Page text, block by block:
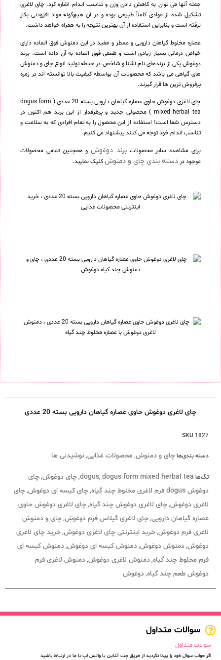
جمله آنها می توان به کاهش دادن وزن و تناسب اندام اشاره کرد. چای لاغری
تشکیل شده از موادی کاملاً طبیعی بوده و در آن هیچ‌گونه مواد افزودنی بکار
نرفته است و بنابراین استفاده از آن بهترین نتیجه را به همراه خواهد داشت.
عصاره مخلوط گیاهان دارویی و معطر و مفید در این دمنوش فوق العاده دارای
خواص درمانی بسیار زیادی است و طعمی فوق العاده به آن داده است. برند
دوغوش یکی از برندهای نام آشنا و شاخص در حیطه تولید انواع چای و دمنوش
های گیاهی می باشد که محصولات آن بواسطه کیفیت بالا توانسته اند در زمره
پرفروش ترین ها قرار گیرند.
چای لاغری دوغوش حاوی عصاره گیاهان دارویی بسته 20 عددی ( dogus form
mixed herbal tea ) محصولی جدید و پرطرفدار از این برند هم اکنون در
دسترس شما است! استفاده از این محصول را به تمام افرادی که به سلامت و
تناسب اندام خود توجه می کنند پیشنهاد می کنیم.
برای مشاهده سایر محصولاتبرند دوغوشو همچنین تمامی محصولات
موجود در دسته بندی چای و دمنوشکلیک نمایید.
چای لاغری دوغوش حاوی عصاره گیاهان دارویی بسته 20 عددی
SKU 1827
دسته بندی‌هاچای و دمنوش,محصولات غذایی, نوشیدنی ها
تگ‌ها dogus, dogus form mixed herbal tea
,چای دوغوش,چای
دوغوش dogus فرم لاغری مخلوط چند گیاه
,چای کیسه ای دوغوش,چای
لاغری دوغوش,چای لاغری دوغوش چند گیاه,چای لاغری دوغوش حاوی
عصاره گیاهان دارویی,چای لاغری گیلاس فرم دوغوش,چای و دمنوش
لاغری فرم دوغوش,خرید اینترنتی چای لاغری دوغوش,خرید چای لاغری
دوغوش,دمنوش دوغوش,دمنوش کیسه ای دوغوش,دمنوش کیسه ای
فرم مخلوط چند گیاه,دمنوش لاغری دوغوش,دمنوش لاغری فرم
دوغوش طعم چند گیاه,دوغوش
سوالات متداول
سوالات متداول
اگر جواب سوال خود را پیدا نکردید از طریق چت آنلاین یا واتس اپ با ما در ارتباط باشید